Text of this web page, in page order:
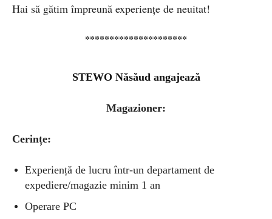
Hai să gătim împreună experiențe de neuitat!
*********************
STEWO Năsăud angajează
Magazioner:
Cerințe:
Experiență de lucru într-un departament de
expediere/magazie minim 1 an
Operare PC